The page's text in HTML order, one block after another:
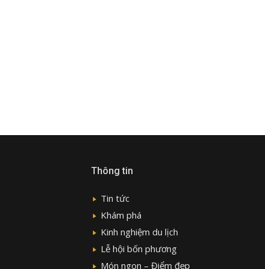
Thông tin
Tin tức
Khám phá
Kinh nghiệm du lịch
Lễ hội bốn phương
Món ngon – Điểm đẹp